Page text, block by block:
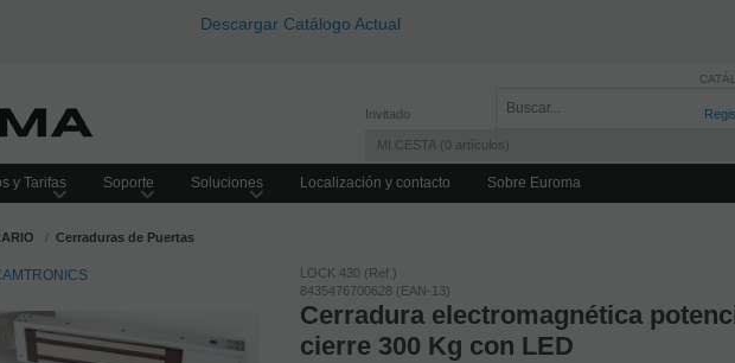
Descargar Catálogo Actual
Invitado
MI CESTA 0 artículos
y Tarifas Soporte Soluciones Localización y contacto Sobre Euroma
Cerraduras de Puertas
LOCK 430 (Ref.)
8435476700628 (EAN-13)
Cerradura electromagnética
cierre 300 Kg con LED